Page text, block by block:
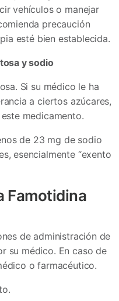
vehículos o manejar
precaución
esté bien establecida.
y sodio
Si su médico le ha
a ciertos azúcares,
medicamento.
de 23 mg de sodio
esencialmente “exento
Famotidina
de administración de
su médico. En caso de
o farmacéutico.